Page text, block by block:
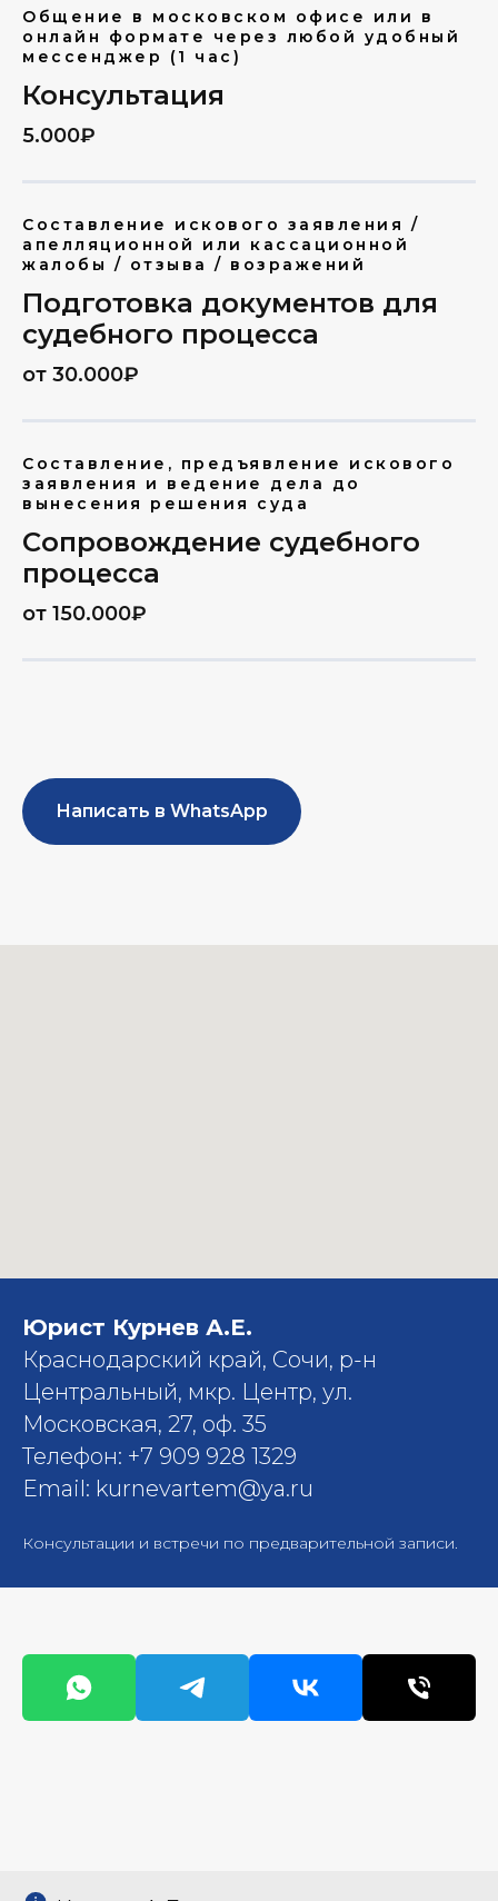
Общение в московском офисе или в
онлайн формате через любой удобный
мессенджер (1 час)
Консультация
5.000₽
Составление искового заявления /
апелляционной или кассационной
жалобы / отзыва / возражений
Подготовка документов для
судебного процесса
от 30.000₽
Составление, предъявление искового
заявления и ведение дела до
вынесения решения суда
Сопровождение судебного
процесса
от 150.000₽
Написать в WhatsApp
Юрист Курнев А.Е.
Краснодарский край, Сочи, р-н
Центральный, мкр. Центр, ул.
Московская, 27, оф. 35
Телефон: +7 909 928 1329
Email: kurnevartem@ya.ru
Консультации и встречи по предварительной записи.